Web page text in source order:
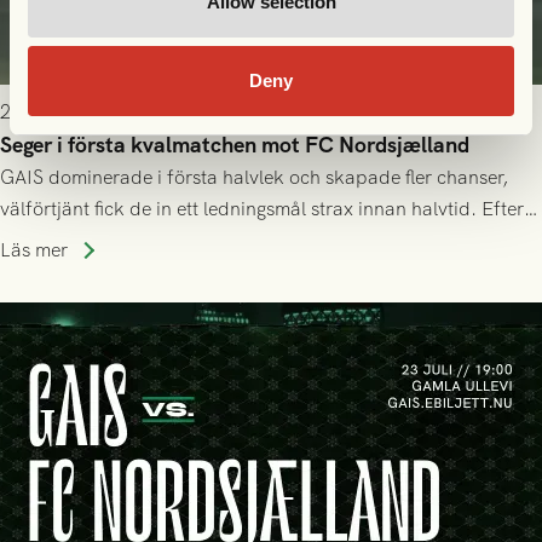
Deny
2026-07-24 16:40
Seger i första kvalmatchen mot FC Nordsjælland
GAIS dominerade i första halvlek och skapade fler chanser,
välförtjänt fick de in ett ledningsmål strax innan halvtid. Efter
halvtidsvilan sjönk tempot när Nordsjälland tilläts ha mer av
seger! Matchfoto: Mikael Josefsson & Lasse Ekström
Läs mer